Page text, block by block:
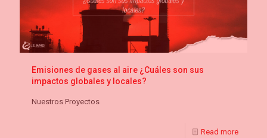
Emisiones de gases al aire ¿Cuáles son sus
impactos globales y locales?
Nuestros Proyectos
Read more